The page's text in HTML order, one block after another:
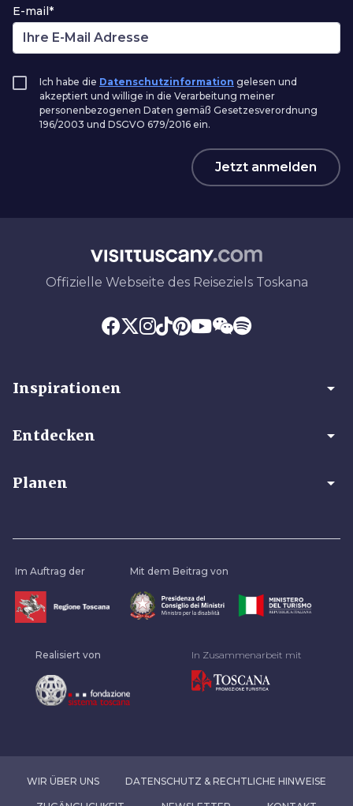
E-mail*
Ich habe die Datenschutzinformation gelesen und
akzeptiert und willige in die Verarbeitung meiner
personenbezogenen Daten gemäß Gesetzesverordnung
196/2003 und DSGVO 679/2016 ein.
Jetzt anmelden
Offizielle Webseite des Reiseziels Toskana
Inspirationen arrow_drop_down
Entdecken arrow_drop_down
Planen arrow_drop_down
Im Auftrag der Mit dem Beitrag von
Realisiert von In Zusammenarbeit mit
WIR ÜBER UNS DATENSCHUTZ & RECHTLICHE HINWEISE